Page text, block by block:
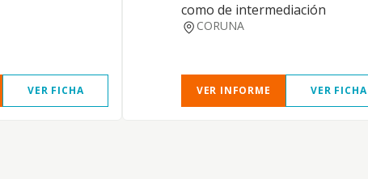
VER FICHA
como de intermediación
CORUNA
VER INFORME VER FICHA